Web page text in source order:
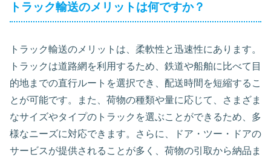
トラック輸送のメリットは何ですか？
トラック輸送のメリットは、柔軟性と迅速性にあります。
トラックは道路網を利用するため、鉄道や船舶に比べて目
的地までの直行ルートを選択でき、配送時間を短縮するこ
とが可能です。また、荷物の種類や量に応じて、さまざま
なサイズやタイプのトラックを選ぶことができるため、多
様なニーズに対応できます。さらに、ドア・ツー・ドアの
サービスが提供されることが多く、荷物の引取から納品ま